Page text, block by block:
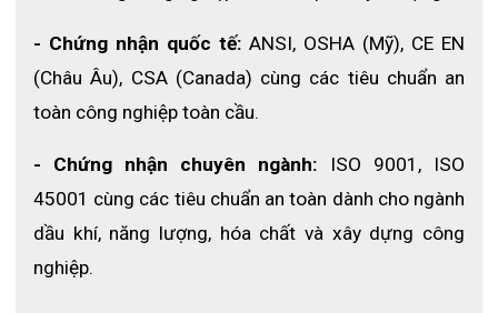
không gỉ.
Loại thép: AISI 316L
Kích thước: Độ dày Chainmail không gỉ .05mm
Phiên bản: Có thể đảo ngược
Kích thước: Đĩa được mã hóa màu được gắn vào
mỗi găng tay
- Chứng nhận quốc tế: ANSI, OSHA (Mỹ), CE EN
(Châu Âu), CSA (Canada) cùng các tiêu chuẩn an
toàn công nghiệp toàn cầu.
- Chứng nhận chuyên ngành: ISO 9001, ISO
45001 cùng các tiêu chuẩn an toàn dành cho ngành
dầu khí, năng lượng, hóa chất và xây dựng công
nghiệp.